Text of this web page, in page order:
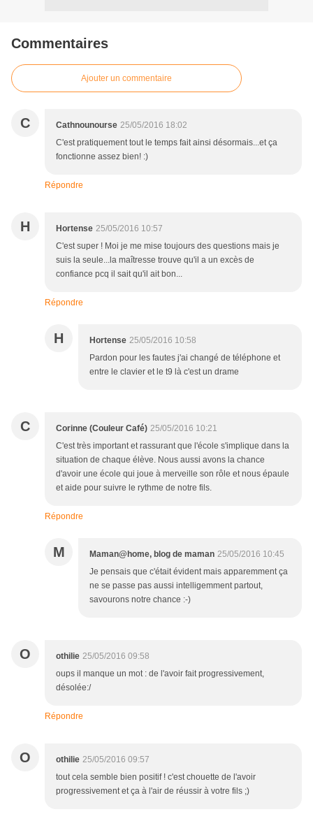
Commentaires
Ajouter un commentaire
C Cathnounourse 25/05/2016 18:02
C'est pratiquement tout le temps fait ainsi désormais...et ça
fonctionne assez bien! :)
Répondre
H Hortense 25/05/2016 10:57
C'est super ! Moi je me mise toujours des questions mais je
suis la seule...la maîtresse trouve qu'il a un excès de
confiance pcq il sait qu'il ait bon...
Répondre
H Hortense 25/05/2016 10:58
Pardon pour les fautes j'ai changé de téléphone et
entre le clavier et le t9 là c'est un drame
C Corinne (Couleur Café) 25/05/2016 10:21
C'est très important et rassurant que l'école s'implique dans la
situation de chaque élève. Nous aussi avons la chance
d'avoir une école qui joue à merveille son rôle et nous épaule
et aide pour suivre le rythme de notre fils.
Répondre
M Maman@home, blog de maman 25/05/2016 10:45
Je pensais que c'était évident mais apparemment ça
ne se passe pas aussi intelligemment partout,
savourons notre chance :-)
O othilie 25/05/2016 09:58
oups il manque un mot : de l'avoir fait progressivement,
désolée:/
Répondre
O othilie 25/05/2016 09:57
tout cela semble bien positif ! c'est chouette de l'avoir
progressivement et ça à l'air de réussir à votre fils ;)